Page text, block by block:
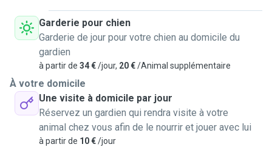
Garderie pour chien
Garderie de jour pour votre chien au domicile du
gardien
à partir de 34 €/jour, 20 €/Animal supplémentaire
À votre domicile
Une visite à domicile par jour
Réservez un gardien qui rendra visite à votre
animal chez vous afin de le nourrir et jouer avec lui
à partir de 10 €/jour